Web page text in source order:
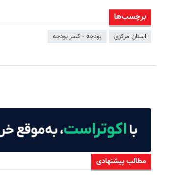
برچسب‌ها
استان مرکزی بودجه - کسر بودجه
مطالب پیشنهادی